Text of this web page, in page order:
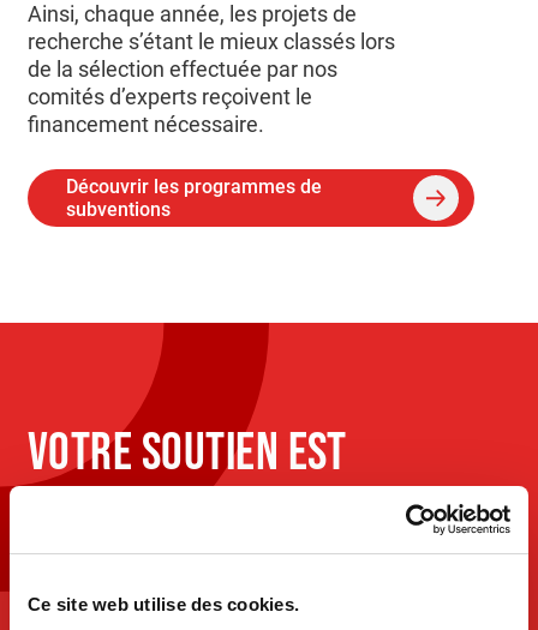
Ce site web utilise des cookies.
Ainsi, chaque année, les projets de
recherche s’étant le mieux classés lors
de la sélection effectuée par nos
comités d’experts reçoivent le
financement nécessaire.
Découvrir les programmes de
subventions
VOTRE SOUTIEN EST
ESSENTIEL
Vos dons et votre engagement sont